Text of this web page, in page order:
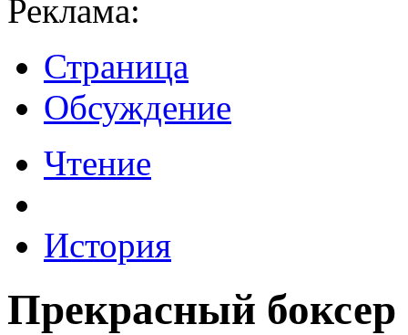
Реклама:
Страница
Обсуждение
Чтение
История
Прекрасный